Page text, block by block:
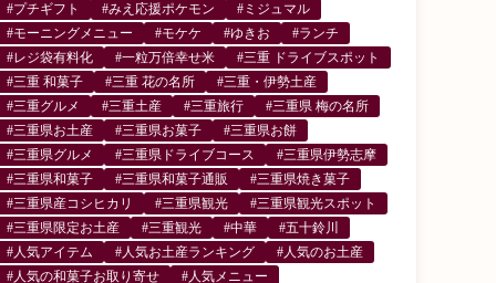
#プチギフト
#みえ応援ポケモン
#ミジュマル
#モーニングメニュー
#モケケ #ゆきお
#ランチ
#レジ袋有料化
#一粒万倍幸せ米
#三重 ドライブスポット
#三重 和菓子
#三重 花の名所
#三重・伊勢土産
#三重グルメ
#三重土産 #三重旅行
#三重県 梅の名所
#三重県お土産
#三重県お菓子
#三重県お餅
#三重県グルメ
#三重県ドライブコース
#三重県伊勢志摩
#三重県和菓子
#三重県和菓子通販
#三重県焼き菓子
#三重県産コシヒカリ
#三重県観光
#三重県観光スポット
#三重県限定お土産
#三重観光 #中華
#五十鈴川
#人気アイテム
#人気お土産ランキング
#人気のお土産
#人気の和菓子お取り寄せ
#人気メニュー